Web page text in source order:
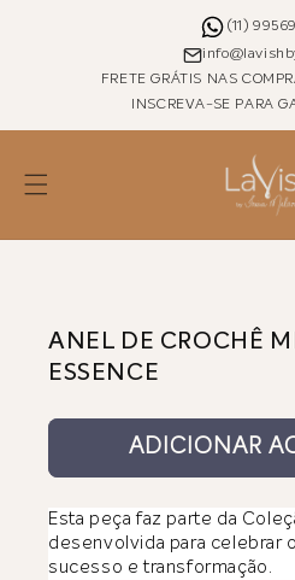
(11)
FRETE GRÁTIS NAS
INSCREVA-SE PARA
ANEL DE CROCHÊ
ESSENCE
ADICIONAR
Esta peça faz parte da
desenvolvida para celebrar
sucesso e transformação.